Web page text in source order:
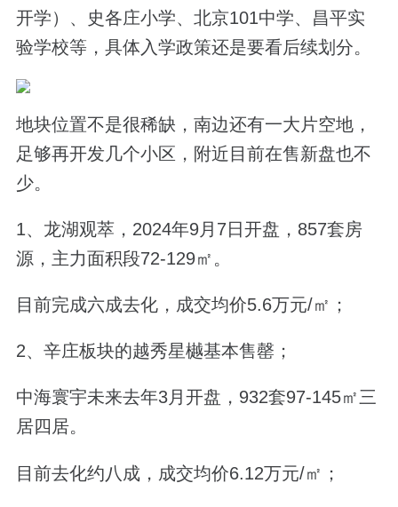
开学）、史各庄小学、北京101中学、昌平实
验学校等，具体入学政策还是要看后续划分。
地块位置不是很稀缺，南边还有一大片空地，
足够再开发几个小区， 附近 目前在售新盘也不
少。
1、龙湖观萃，2024年9月7日开盘，857套房
源，主力面积段72-129㎡。
目前完成六成去化，成交均价5.6万元/㎡；
2、辛庄板块的越秀星樾基本售罄；
中海寰宇未来去年3月开盘，932套97-145㎡三
居四居。
目前去化约八成，成交均价6.12万元/㎡ ；